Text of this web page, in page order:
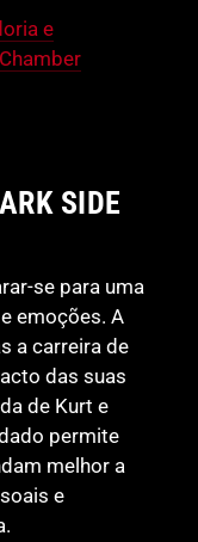
e
SIDE
se para uma
emoções. A
a carreira de
das suas
de Kurt e
permite
melhor a
e